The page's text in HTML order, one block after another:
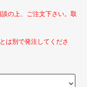
の上、ご注文下さい。取
は別で発注してくださ